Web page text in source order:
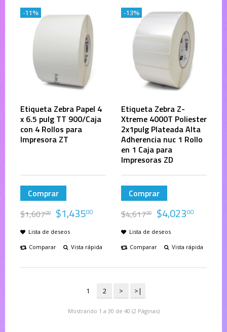
Etiqueta Zebra Papel 4
x 6.5 pulg TT 900/Caja
con 4 Rollos para
Impresora ZT
Comprar
$1,60700 $1,43500
Lista de deseos
Comparar
Vista rápida
-11%
Etiqueta Zebra Z-
Xtreme 4000T Poliester
2x1pulg Plateada Alta
Adherencia nuc 1 Rollo
en 1 Caja para
Impresoras ZD
Comprar
$4,61700 $4,02300
Lista de deseos
Comparar
Vista rápida
-13%
1 2 > >|
Mostrando 1 a 30 de 40 (2 Páginas)